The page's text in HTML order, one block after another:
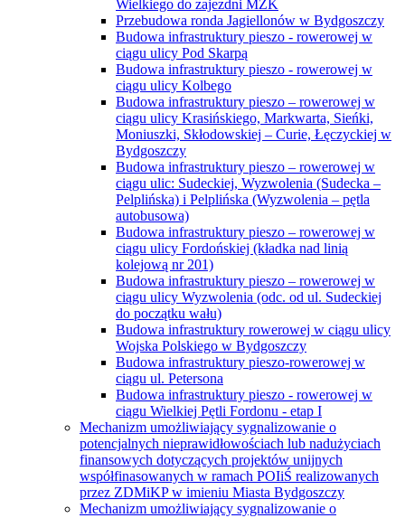
Wielkiego do zajezdni MZK
Przebudowa ronda Jagiellonów w Bydgoszczy
Budowa infrastruktury pieszo - rowerowej w
ciągu ulicy Pod Skarpą
Budowa infrastruktury pieszo - rowerowej w
ciągu ulicy Kolbego
Budowa infrastruktury pieszo – rowerowej w
ciągu ulicy Krasińskiego, Markwarta, Sieńki,
Moniuszki, Skłodowskiej – Curie, Łęczyckiej w
Bydgoszczy
Budowa infrastruktury pieszo – rowerowej w
ciągu ulic: Sudeckiej, Wyzwolenia (Sudecka –
Pelplińska) i Pelplińska (Wyzwolenia – pętla
autobusowa)
Budowa infrastruktury pieszo – rowerowej w
ciągu ulicy Fordońskiej (kładka nad linią
kolejową nr 201)
Budowa infrastruktury pieszo – rowerowej w
ciągu ulicy Wyzwolenia (odc. od ul. Sudeckiej
do początku wału)
Budowa infrastruktury rowerowej w ciągu ulicy
Wojska Polskiego w Bydgoszczy
Budowa infrastruktury pieszo-rowerowej w
ciągu ul. Petersona
Budowa infrastruktury pieszo - rowerowej w
ciągu Wielkiej Pętli Fordonu - etap I
Mechanizm umożliwiający sygnalizowanie o
potencjalnych nieprawidłowościach lub nadużyciach
finansowych dotyczących projektów unijnych
współfinasowanych w ramach POIiŚ realizowanych
przez ZDMiKP w imieniu Miasta Bydgoszczy
Mechanizm umożliwiający sygnalizowanie o